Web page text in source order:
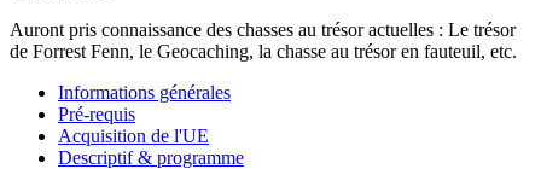
Auront pris connaissance des chasses au trésor actuelles : Le trésor
de Forrest Fenn, le Geocaching, la chasse au trésor en fauteuil, etc.
Informations générales
Pré-requis
Acquisition de l'UE
Descriptif & programme